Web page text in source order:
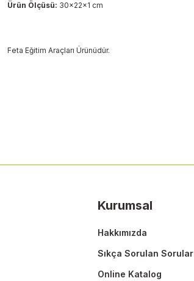
Ürün Ölçüsü: 30x22x1 cm
Feta Eğitim Araçları Ürünüdür.
Bu ürüne benzer farklı alternatifler olmalı.
Kurumsal
Hakkımızda
Sıkça Sorulan Sorular
Online Katalog